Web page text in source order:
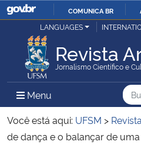
IR
O
COMUNICA BR
Ministério da Justiça e Segurança Pública
Ministério da Defesa
Ministério das Relações Exteriores
LANGUAGES
Revista
Jornalismo Científico e
Menu Menu Principal do
Você está aqui: UFSM >
de dança e o balançar de uma